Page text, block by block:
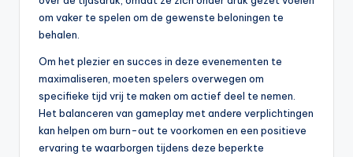
om vaker te spelen om de gewenste beloningen te
behalen.
Om het plezier en succes in deze evenementen te
maximaliseren, moeten spelers overwegen om
specifieke tijd vrij te maken om actief deel te nemen.
Het balanceren van gameplay met andere verplichtingen
kan helpen om burn-out te voorkomen en een positieve
ervaring te waarborgen tijdens deze beperkte